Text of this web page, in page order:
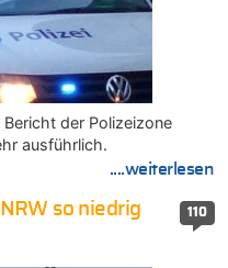
der Polizeizone
ausführlich.
....weiterlesen
110
so niedrig